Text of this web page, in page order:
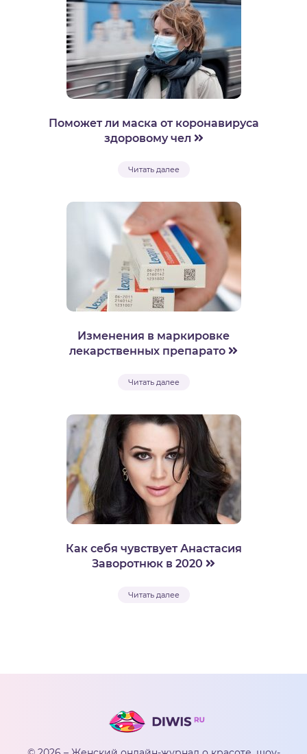
Поможет ли маска от коронавируса
здоровому чел
Читать далее
Изменения в маркировке
лекарственных препарато
Читать далее
Как себя чувствует Анастасия
Заворотнюк в 2020
Читать далее